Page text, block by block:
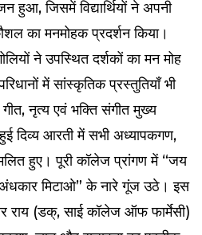
हुआ, जिसमें विद्यार्थियों ने अपनी
का मनमोहक प्रदर्शन किया।
ने उपस्थित दर्शकों का मन मोह
में सांस्कृतिक प्रस्तुतियाँ भी
नृत्य एवं भक्ति संगीत मुख्य
दिव्य आरती में सभी अध्यापकगण,
हुए। पूरी कॉलेज प्रांगण में “जय
मिटाओ” के नारे गूंज उठे। इस
राय (डक्, साई कॉलेज ऑफ फार्मेसी)